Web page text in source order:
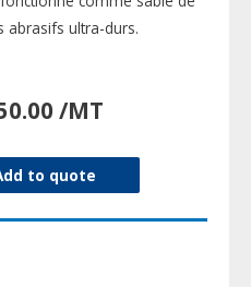
abrasifs ultra-durs.
/MT
to quote